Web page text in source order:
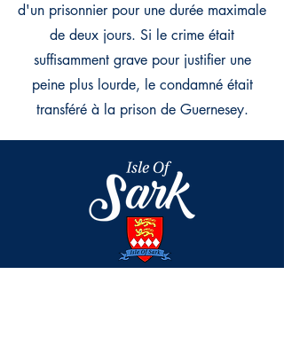
d'un prisonnier pour une durée maximale
de deux jours. Si le crime était
suffisamment grave pour justifier une
peine plus lourde, le condamné était
transféré à la prison de Guernesey.